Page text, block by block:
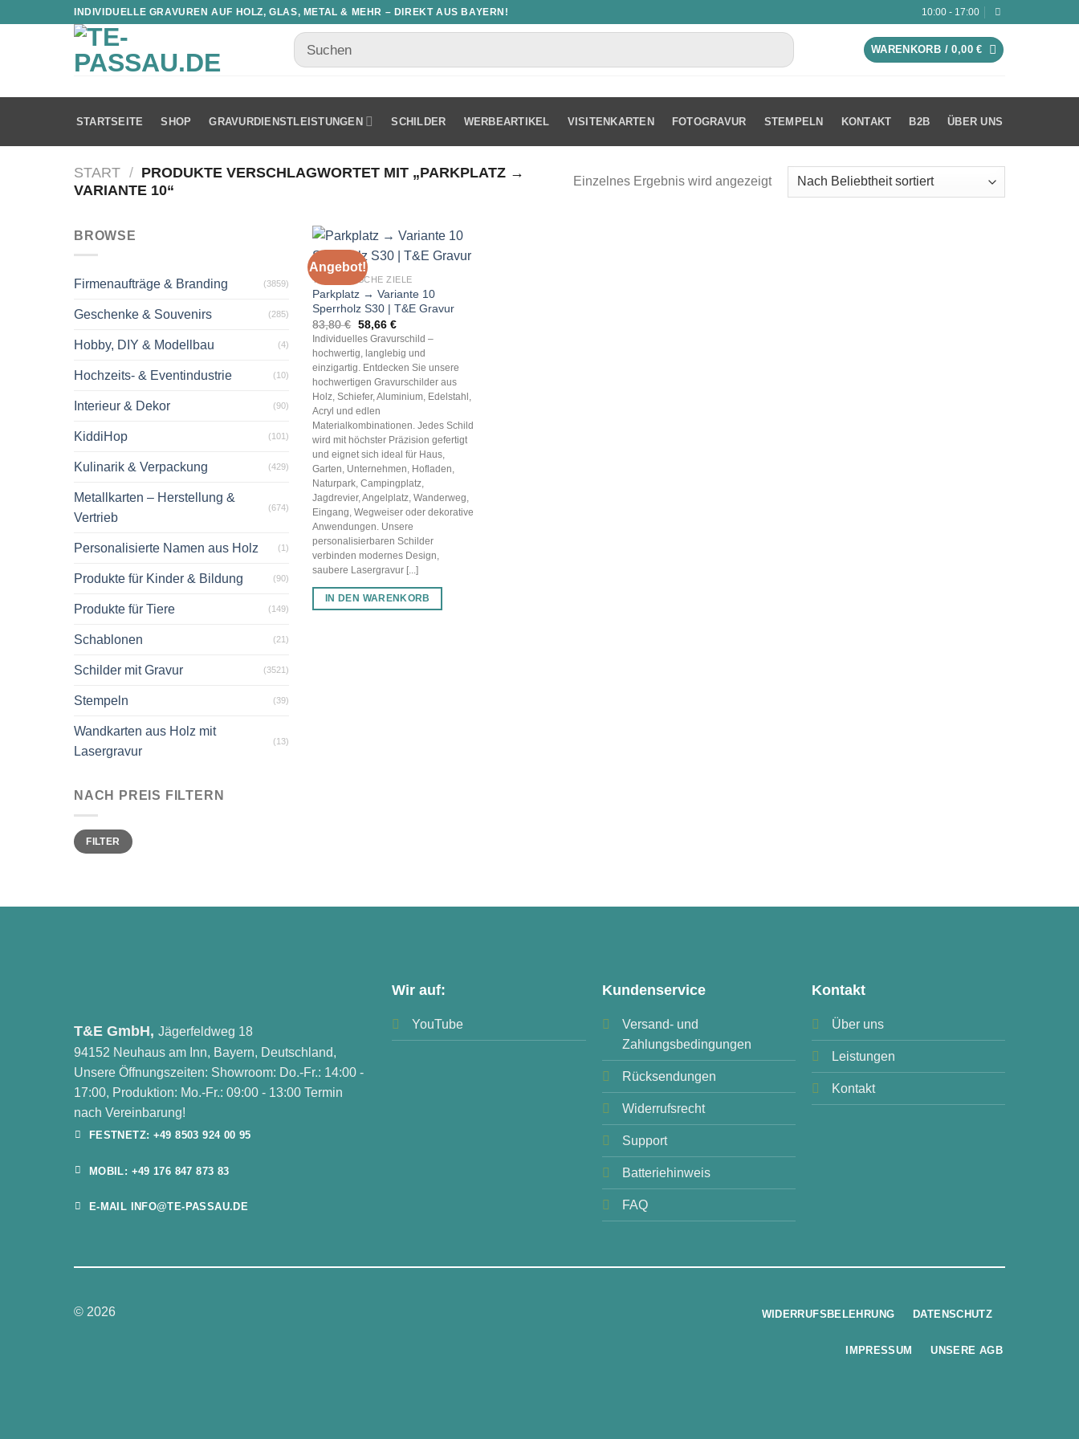
INDIVIDUELLE GRAVUREN AUF HOLZ, GLAS, METAL & MEHR – DIREKT AUS BAYERN! 10:00 - 17:00
WARENKORB /0,00€
STARTSEITE SHOP GRAVURDIENSTLEISTUNGEN SCHILDER WERBEARTIKEL VISITENKARTEN FOTOGRAVUR STEMPELN KONTAKT B2B ÜBER UNS
START / PRODUKTE VERSCHLAGWORTET MIT „PARKPLATZ →
VARIANTE 10“
Einzelnes Ergebnis wird angezeigt
BROWSE
Firmenaufträge & Branding (3859)
Geschenke & Souvenirs (285)
Hobby, DIY & Modellbau (4)
Hochzeits- & Eventindustrie (10)
Interieur & Dekor (90)
KiddiHop (101)
Kulinarik & Verpackung (429)
Metallkarten – Herstellung &
Vertrieb
(674)
Personalisierte Namen aus Holz (1)
Produkte für Kinder & Bildung (90)
Produkte für Tiere (149)
Schablonen (21)
Schilder mit Gravur (3521)
Stempeln (39)
Wandkarten aus Holz mit
Lasergravur
(13)
NACH PREIS FILTERN
Min.
Preis
Max.
PreisFILTER
Angebot!
TOURISTISCHE ZIELE
Parkplatz → Variante 10
Sperrholz S30 | T&E Gravur
83,80€ Ursprünglicher
Preis
war:
83,80 €
58,66 €Aktueller
Preis
ist:
58,66 €.
Individuelles Gravurschild –
hochwertig, langlebig und
einzigartig. Entdecken Sie unsere
hochwertigen Gravurschilder aus
Holz, Schiefer, Aluminium, Edelstahl,
Acryl und edlen
Materialkombinationen. Jedes Schild
wird mit höchster Präzision gefertigt
und eignet sich ideal für Haus,
Garten, Unternehmen, Hofladen,
Naturpark, Campingplatz,
Jagdrevier, Angelplatz, Wanderweg,
Eingang, Wegweiser oder dekorative
Anwendungen. Unsere
personalisierbaren Schilder
verbinden modernes Design,
saubere Lasergravur [...]
IN DEN WARENKORB
T&E GmbH, Jägerfeldweg 18
94152 Neuhaus am Inn, Bayern, Deutschland,
Unsere Öffnungszeiten: Showroom: Do.-Fr.: 14:00 -
17:00, Produktion: Mo.-Fr.: 09:00 - 13:00 Termin
nach Vereinbarung!
FESTNETZ: +49 8503 924 00 95
MOBIL: +49 176 847 873 83
E-MAIL INFO@TE-PASSAU.DE
Wir auf:
YouTube
Kundenservice
Versand- und
Zahlungsbedingungen
Rücksendungen
Widerrufsrecht
Support
Batteriehinweis
FAQ
Kontakt
Über uns
Leistungen
Kontakt
© 2026 WIDERRUFSBELEHRUNG DATENSCHUTZ
IMPRESSUM UNSERE AGB